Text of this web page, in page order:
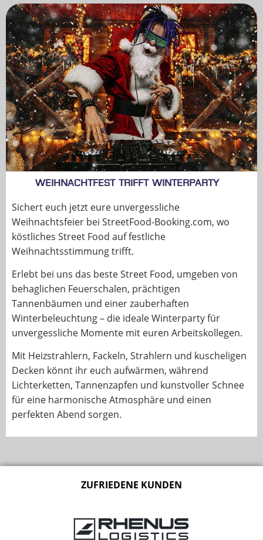
Weihnachtfest trifft Winterparty
Sichert euch jetzt eure unvergessliche
Weihnachtsfeier bei StreetFood-Booking.com, wo
köstliches Street Food auf festliche
Weihnachtsstimmung trifft.
Erlebt bei uns das beste Street Food, umgeben von
behaglichen Feuerschalen, prächtigen
Tannenbäumen und einer zauberhaften
Winterbeleuchtung – die ideale Winterparty für
unvergessliche Momente mit euren Arbeitskollegen.
Mit Heizstrahlern, Fackeln, Strahlern und kuscheligen
Decken könnt ihr euch aufwärmen, während
Lichterketten, Tannenzapfen und kunstvoller Schnee
für eine harmonische Atmosphäre und einen
perfekten Abend sorgen.
ZUFRIEDENE KUNDEN